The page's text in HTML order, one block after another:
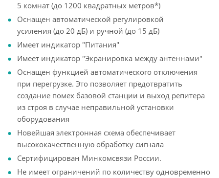
5 комнат (до 1200 квадратных метров*)
Оснащен автоматической регулировкой
усиления (до 20 дБ) и ручной (до 15 дБ)
Имеет индикатор "Питания"
Имеет индикатор "Экранировка между антеннами"
Оснащен функцией автоматического отключения
при перегрузке. Это позволяет предотвратить
создание помех базовой станции и выход репитера
из строя в случае неправильной установки
оборудования
Новейшая электронная схема обеспечивает
высококачественную обработку сигнала
Сертифицирован Минкомсвязи России.
Не имеет ограничений по количеству одновременно